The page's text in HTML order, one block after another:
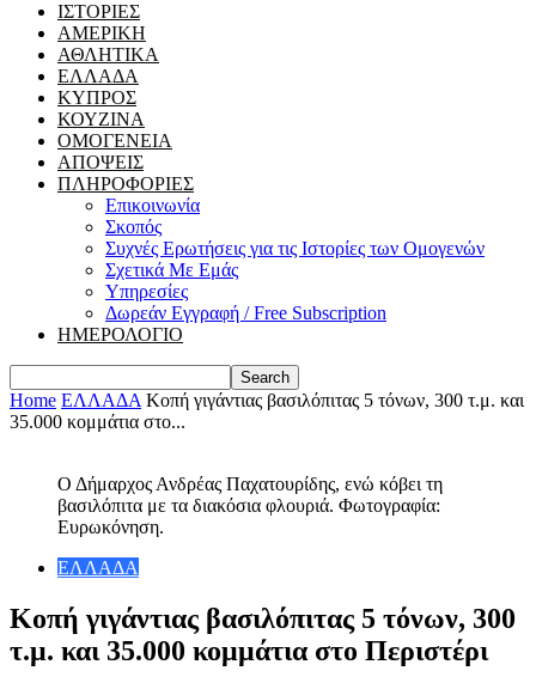
ΙΣΤΟΡΙΕΣ
ΑΜΕΡΙΚΗ
ΑΘΛΗΤΙΚΑ
ΕΛΛΑΔΑ
ΚΥΠΡΟΣ
ΚΟΥΖΙΝΑ
ΟΜΟΓΕΝΕΙΑ
ΑΠΟΨΕΙΣ
ΠΛΗΡΟΦΟΡΙΕΣ
Επικοινωνία
Σκοπός
Συχνές Ερωτήσεις για τις Ιστορίες των Ομογενών
Σχετικά Με Εμάς
Υπηρεσίες
Δωρεάν Εγγραφή / Free Subscription
ΗΜΕΡΟΛΟΓΙΟ
Home ΕΛΛΑΔΑ Κοπή γιγάντιας βασιλόπιτας 5 τόνων, 300 τ.μ. και
35.000 κομμάτια στο...
Ο Δήμαρχος Ανδρέας Παχατουρίδης, ενώ κόβει τη
βασιλόπιτα με τα διακόσια φλουριά. Φωτογραφία:
Ευρωκόνηση.
ΕΛΛΑΔΑ
Κοπή γιγάντιας βασιλόπιτας 5 τόνων, 300
τ.μ. και 35.000 κομμάτια στο Περιστέρι